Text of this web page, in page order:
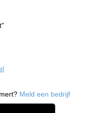
Meld een bedrijf